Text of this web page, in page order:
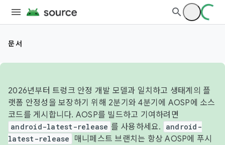
문서
2026년부터 트렁크 안정 개발 모델과 일치하고 생태계의 플
랫폼 안정성을 보장하기 위해 2분기와 4분기에 AOSP에 소스
코드를 게시합니다. AOSP를 빌드하고 기여하려면
android-latest-release 를 사용하세요.
android-
latest-release
매니페스트 브랜치는 항상 AOSP에 푸시